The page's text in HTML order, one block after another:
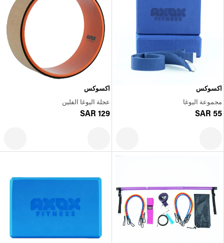
اكسوكس
مجموعة اليوغا
SAR 55
اكسوكس
عجلة اليوغا الفلين
SAR 129